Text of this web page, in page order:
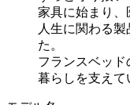
家具に始まり
人生に関わる
た。
フランスベッ
暮らしを支えて